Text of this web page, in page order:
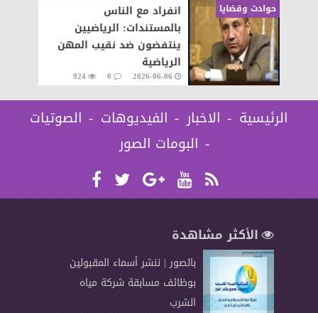
حوادث وقضايا
انفراد مع الناس
بالمستندات: الرياضيين
ينتفضون ضد نقيب المهن
الرياضية
2026-06-06
0
924
الرئيسية الاخبار الفيديوهات
الصوتيات
البومات الصور
الأكثر مشاهدة
بالصور | ننشر أسماء المقبولين
بوظائف مسابقة شركة مياه
الشرب